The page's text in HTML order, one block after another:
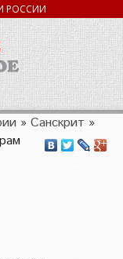
РОССИИ
» Санскрит »